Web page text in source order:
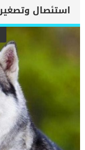
عدوانية اعتقادا منها
تتمكن من الهروب من
والوحدة يمكن ان يسبب
واهمالها بدون قضاء
طفل جديد على سبيل
مكانته فى المنزل.
فإن تنشئتها الأولية
المنزل. كما ان القطط
والعض